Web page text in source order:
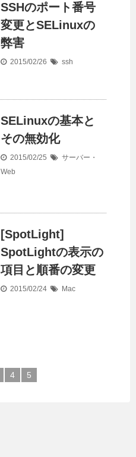
SSHのポート番号
変更とSELinuxの
弊害
2015/02/26 ssh
SELinuxの基本と
その無効化
2015/02/25
サーバー・
Web
[SpotLight]
SpotLightの表示の
項目と順番の変更
2015/02/24 Mac
4 5